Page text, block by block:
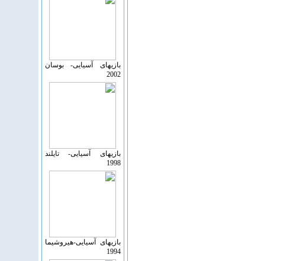
بازیهای آسیایی- بوسان
2002
بازیهای آسیایی- تايلند
1998
بازیهای آسیایی-هیروشیما
1994